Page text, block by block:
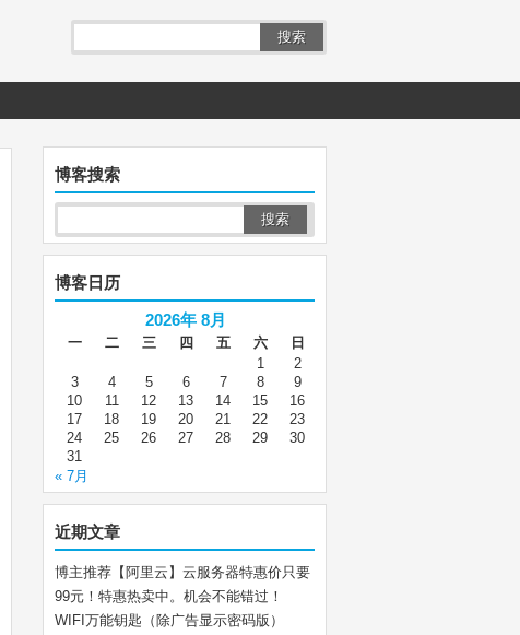
搜索
博客搜索
博客日历
2026年 8月
一 二 三 四 五 六
日
1
2
3
4 5 6 7 8
9
10
11 12 13 14 15
16
17
18 19 20 21 22
23
24
25 26 27 28 29
30
31
« 7月
近期文章
博主推荐【阿里云】云服务器特惠价只要
99元！特惠热卖中。机会不能错过！
WIFI万能钥匙（除广告显示密码版）